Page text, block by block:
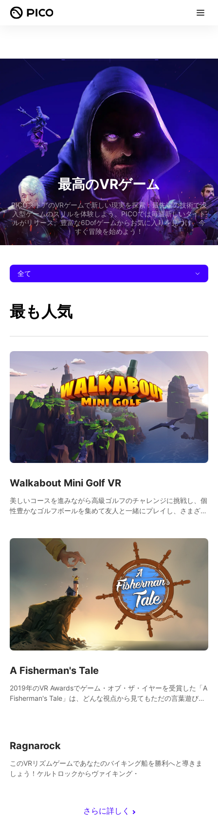
最高のVRゲーム
PICOストアのVRゲームで新しい現実を探索：最先端の技術で没
入型ゲームのスリルを体験しよう。PICOでは毎週新しいタイト
ルがリリース。豊富な6Dofゲームからお気に入りを見つけ、今
すぐ冒険を始めよう！
全て
最も人気
さらに詳しく
Walkabout Mini Golf VR
美しいコースを進みながら高級ゴルフのチャレンジに挑戦し、個
性豊かなゴルフボールを集めて友人と一緒にプレイし、さまざま
A Fisherman's Tale
2019年のVR Awardsでゲーム・オブ・ザ・イヤーを受賞した「A
Fisherman's Tale」は、どんな視点から見てもただの言葉遊びで
Ragnarock
このVRリズムゲームであなたのバイキング船を勝利へと導きま
しょう！ケルトロックからヴァイキング・